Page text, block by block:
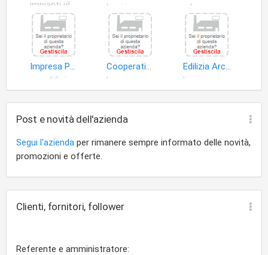
legname
Impresa Pangallo di Pangallo Stefano &.C. S.n.c
edifici
Cooperativa Edilizia Stazione Elicotteri M.M. Luni a R.L
Edilizia Arcolese S.r.l
Post e novità dell'azienda
Segui l'azienda per rimanere sempre informato delle novità,
promozioni e offerte.
Clienti, fornitori, follower
Referente e amministratore: